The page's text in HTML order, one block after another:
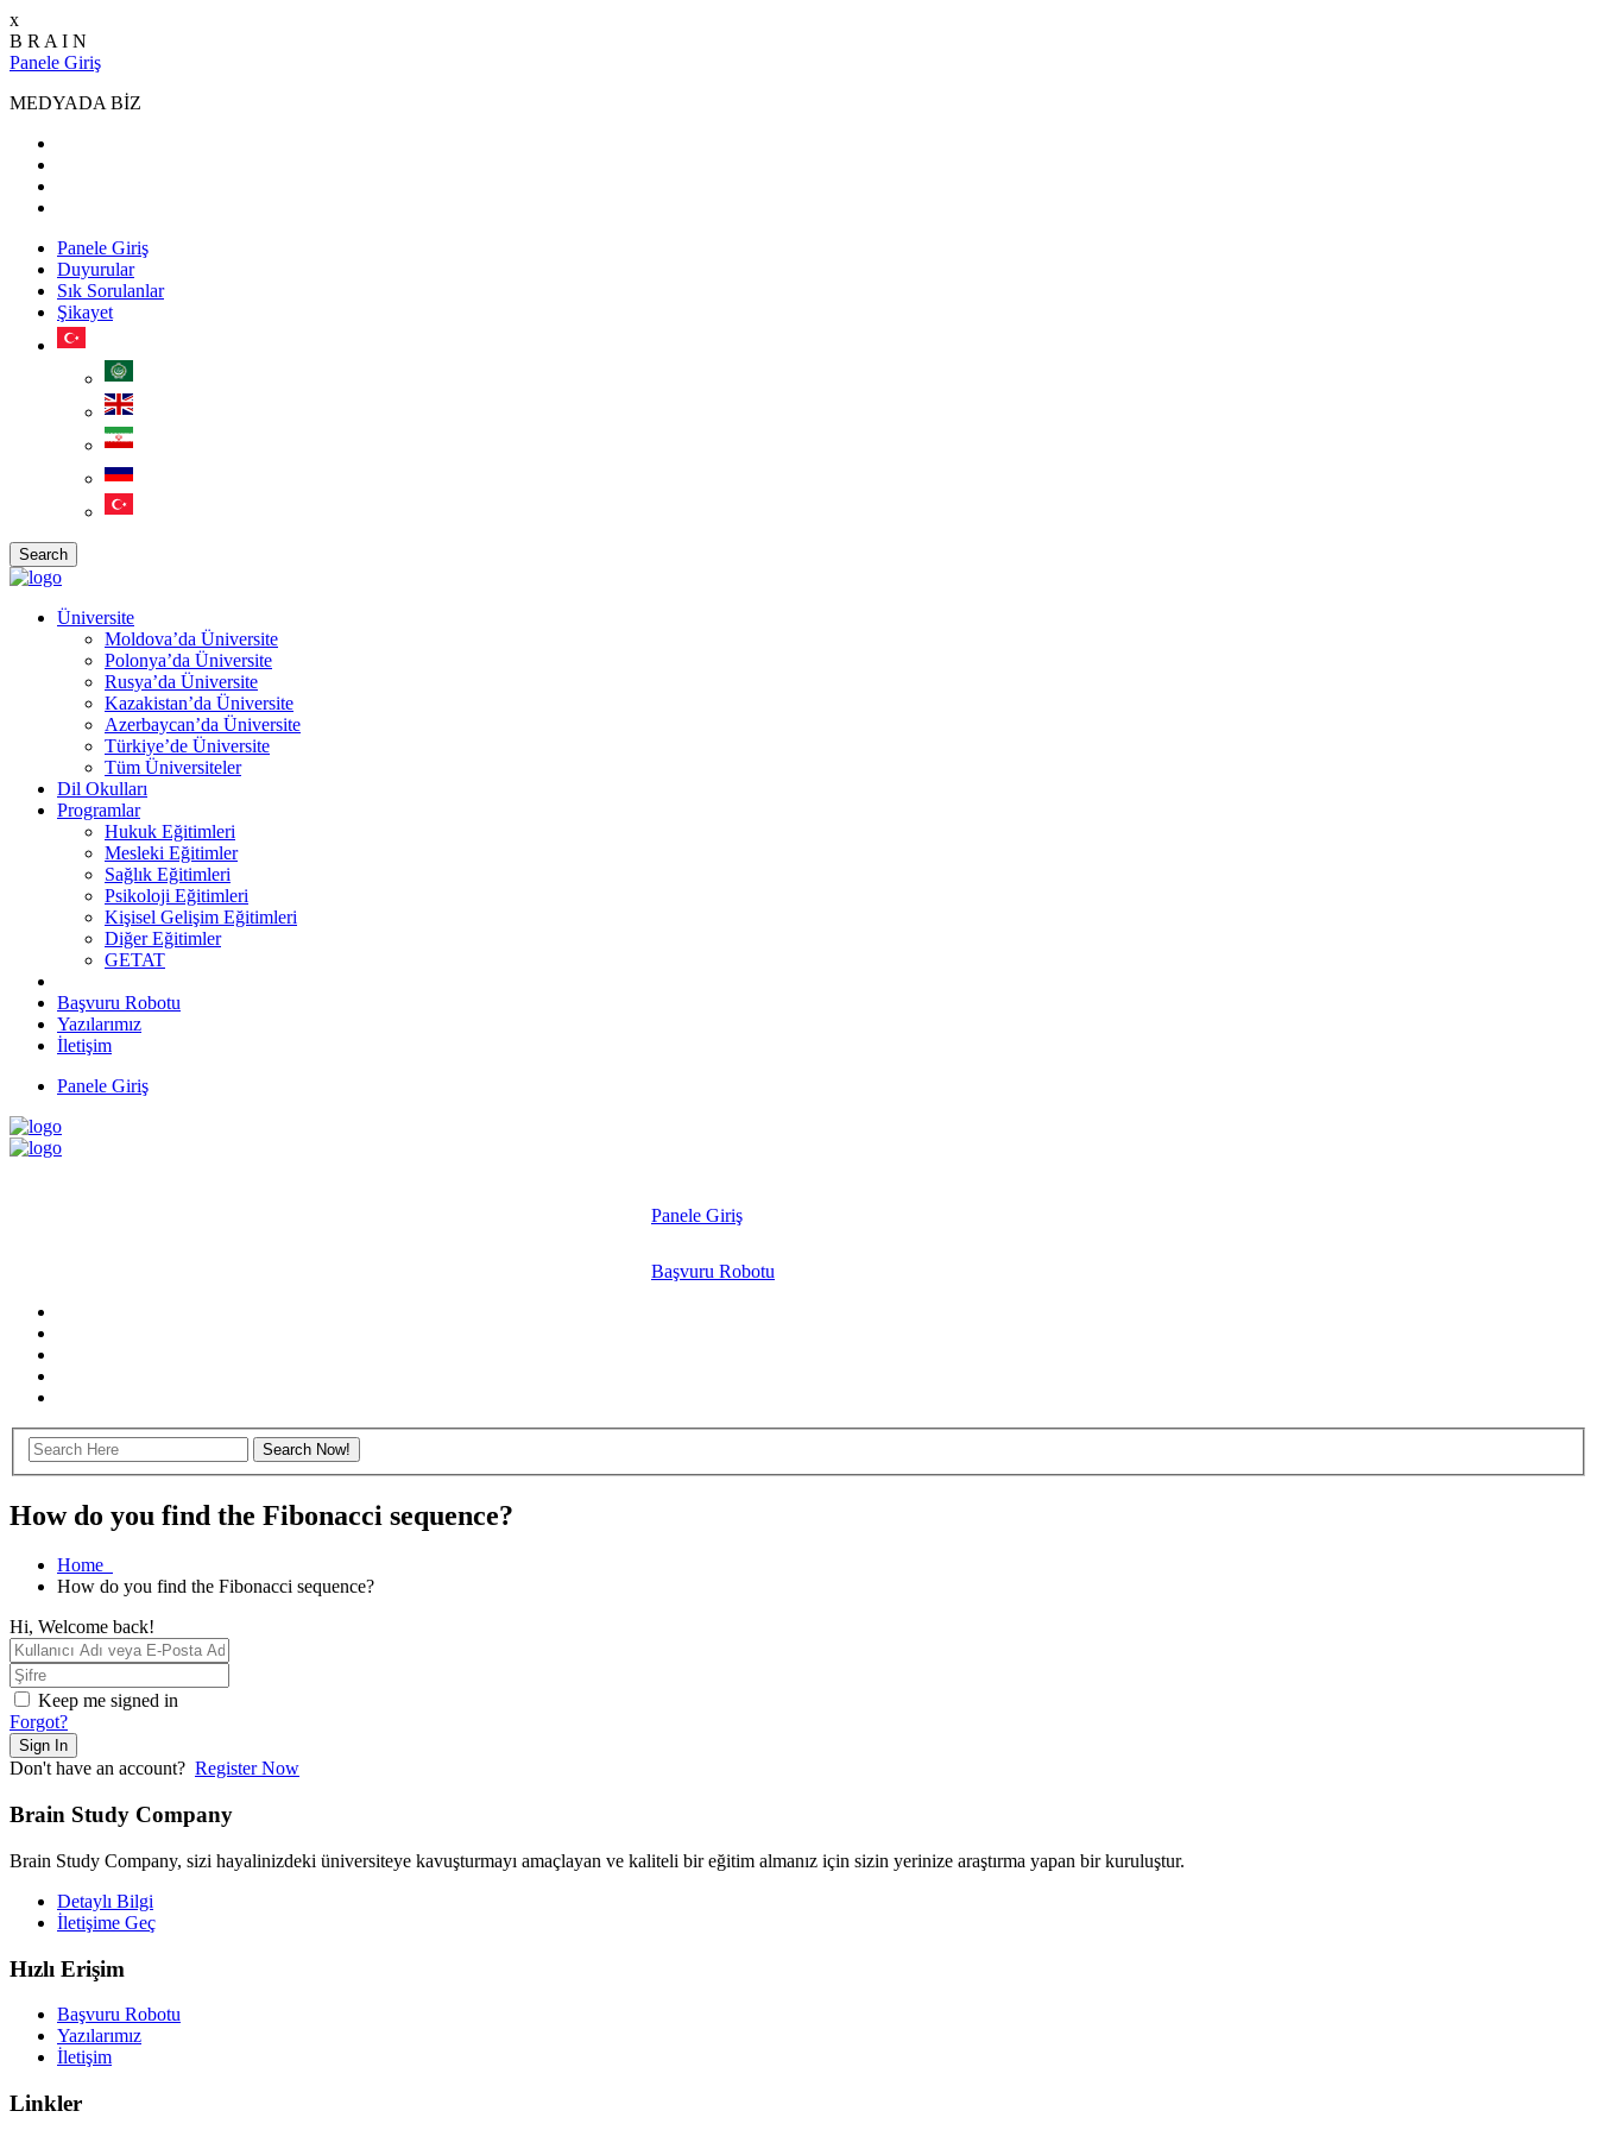
x
B R A I N
Panele Giriş
MEDYADA BİZ
Panele Giriş
Duyurular
Sık Sorulanlar
Şikayet
Search
Üniversite
Moldova’da Üniversite
Polonya’da Üniversite
Rusya’da Üniversite
Kazakistan’da Üniversite
Azerbaycan’da Üniversite
Türkiye’de Üniversite
Tüm Üniversiteler
Dil Okulları
Programlar
Hukuk Eğitimleri
Mesleki Eğitimler
Sağlık Eğitimleri
Psikoloji Eğitimleri
Kişisel Gelişim Eğitimleri
Diğer Eğitimler
GETAT
Başvuru Robotu
Yazılarımız
İletişim
Panele Giriş
Panele Giriş
Başvuru Robotu
How do you find the Fibonacci sequence?
Home
How do you find the Fibonacci sequence?
Hi, Welcome back!
Keep me signed in
Forgot?
Sign In
Don't have an account? Register Now
Brain Study Company
Brain Study Company, sizi hayalinizdeki üniversiteye kavuşturmayı amaçlayan ve kaliteli bir eğitim almanız için sizin yerinize araştırma yapan bir kuruluştur.
Detaylı Bilgi
İletişime Geç
Hızlı Erişim
Başvuru Robotu
Yazılarımız
İletişim
Linkler